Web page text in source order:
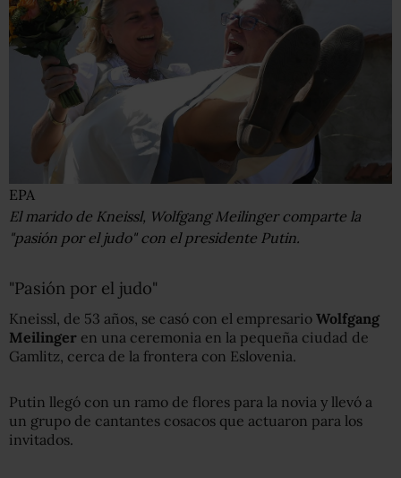
EPA
El marido de Kneissl, Wolfgang Meilinger comparte la
"pasión por el judo" con el presidente Putin.
"Pasión por el judo"
Kneissl, de 53 años, se casó con el empresario Wolfgang
Meilinger en una ceremonia en la pequeña ciudad de
Gamlitz, cerca de la frontera con Eslovenia.
Putin llegó con un ramo de flores para la novia y llevó a
un grupo de cantantes cosacos que actuaron para los
invitados.